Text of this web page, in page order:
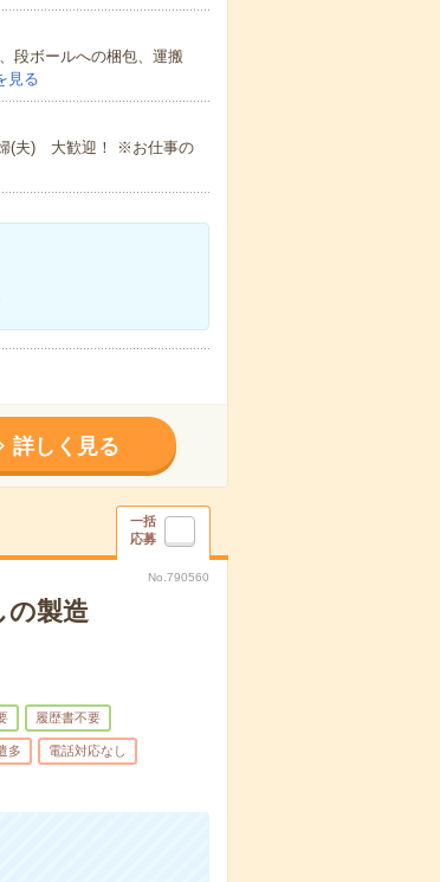
段ボールへの梱包、運搬
見る
婦(夫) 大歓迎！ ※お仕事の
詳しく見る
一括
応募
No.790560
の製造
履歴書不要
多 電話対応なし